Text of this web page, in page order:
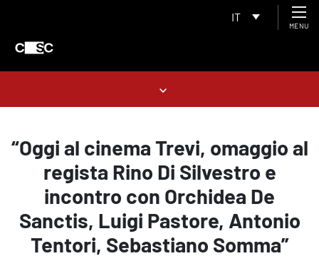
IT
MENU
“Oggi al cinema Trevi, omaggio al
regista Rino Di Silvestro e
incontro con Orchidea De
Sanctis, Luigi Pastore, Antonio
Tentori, Sebastiano Somma”